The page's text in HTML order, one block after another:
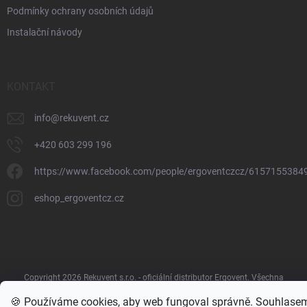
🍪 Používáme cookies, aby web fungoval správně.
Podmínky ochrany osobních údajů
Instalační návody
info@rekuvent.cz
+420 603 299 196
https://www.facebook.com/people/ergoventczcz/
eshop_ergoventcz.cz
Copyright 2026 Rekuvent s.r.o. - oficiální distributor Ergovent. Všechna